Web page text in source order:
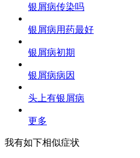
银屑病传染吗
银屑病用药最好
银屑病初期
银屑病病因
头上有银屑病
更多
我有如下相似症状